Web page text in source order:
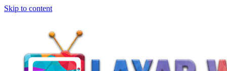
Skip to content